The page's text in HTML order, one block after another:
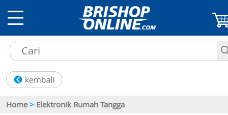
Home > Elektronik Rumah Tangga